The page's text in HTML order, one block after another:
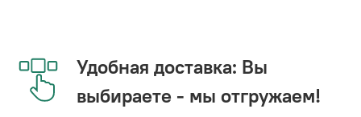
Удобная доставка: Вы
выбираете - мы отгружаем!